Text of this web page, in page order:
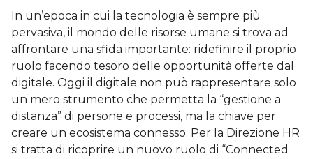
In un’epoca in cui la tecnologia è sempre più
pervasiva, il mondo delle risorse umane si trova ad
affrontare una sfida importante: ridefinire il proprio
ruolo facendo tesoro delle opportunità offerte dal
digitale. Oggi il digitale non può rappresentare solo
un mero strumento che permetta la “gestione a
distanza” di persone e processi, ma la chiave per
creare un ecosistema connesso. Per la Direzione HR
si tratta di ricoprire un nuovo ruolo di “Connected